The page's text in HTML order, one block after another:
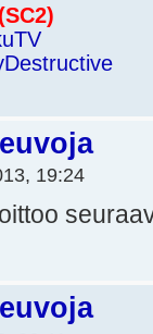
19:24